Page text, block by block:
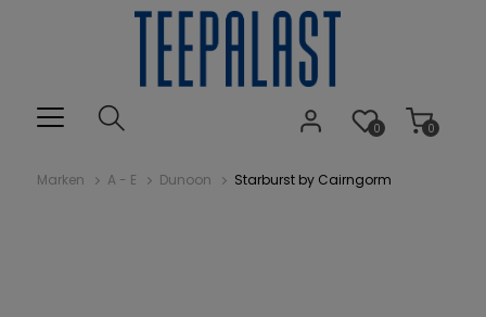
0
0
Marken A - E Dunoon Starburst by Cairngorm